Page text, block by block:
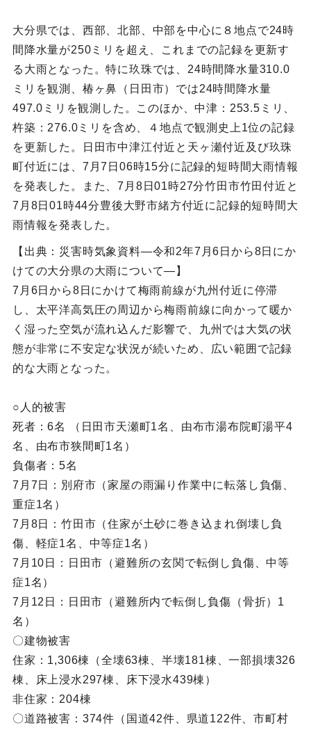
大分県では、西部、北部、中部を中心に８地点で24時
間降水量が250ミリを超え、これまでの記録を更新す
る大雨となった。特に玖珠では、24時間降水量310.0
ミリを観測、椿ヶ鼻（日田市）では24時間降水量
497.0ミリを観測した。このほか、中津：253.5ミリ、
杵築：276.0ミリを含め、４地点で観測史上1位の記録
を更新した。日田市中津江付近と天ヶ瀬付近及び玖珠
町付近には、7月7日06時15分に記録的短時間大雨情報
を発表した。また、7月8日01時27分竹田市竹田付近と
7月8日01時44分豊後大野市緒方付近に記録的短時間大
雨情報を発表した。
【出典：災害時気象資料―令和2年7月6日から8日にか
けての大分県の大雨について―】
7月6日から8日にかけて梅雨前線が九州付近に停滞
し、太平洋高気圧の周辺から梅雨前線に向かって暖か
く湿った空気が流れ込んだ影響で、九州では大気の状
態が非常に不安定な状況が続いため、広い範囲で記録
的な大雨となった。
○人的被害
死者：6名 （日田市天瀬町1名、由布市湯布院町湯平4
名、由布市狭間町1名）
負傷者：5名
7月7日：別府市（家屋の雨漏り作業中に転落し負傷、
重症1名）
7月8日：竹田市（住家が土砂に巻き込まれ倒壊し負
傷、軽症1名、中等症1名）
7月10日：日田市（避難所の玄関で転倒し負傷、中等
症1名）
7月12日：日田市（避難所内で転倒し負傷（骨折）1
名）
〇建物被害
住家：1,306棟（全壊63棟、半壊181棟、一部損壊326
棟、床上浸水297棟、床下浸水439棟）
非住家：204棟
〇道路被害：374件（国道42件、県道122件、市町村